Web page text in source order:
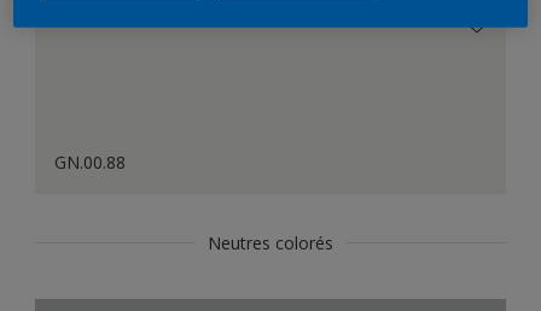
GN.00.88
Neutres colorés